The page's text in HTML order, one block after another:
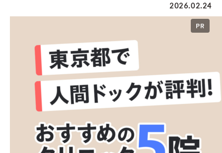
2026.02.24